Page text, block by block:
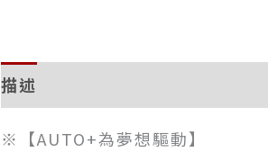
描述
※【AUTO+為夢想驅動】